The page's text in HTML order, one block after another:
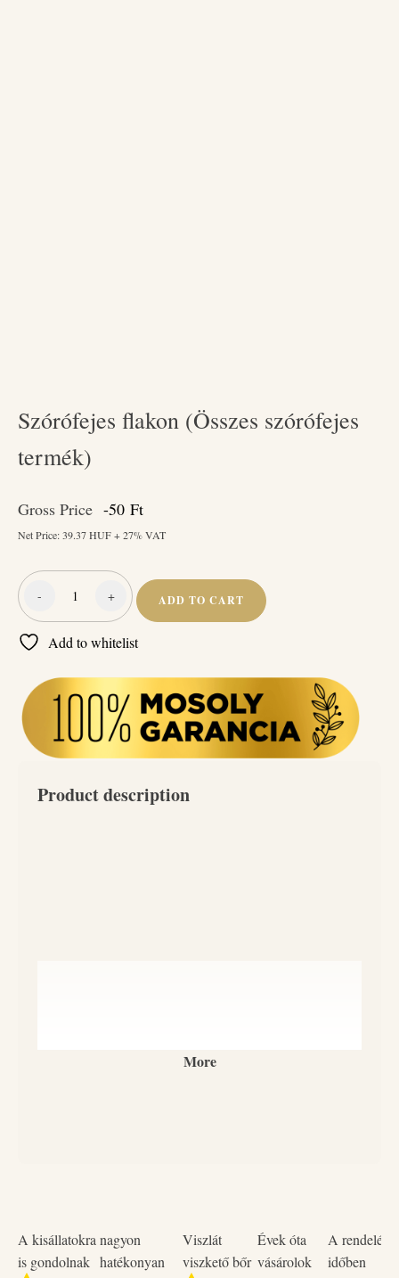
Szórófejes flakon (Összes szórófejes
termék)
Gross Price -50 Ft
Net Price:39.37HUF + 27% VAT
-
Szórófejes
(Összes
termék)
quantity
+ ADD TO CART
Add to whitelist
Product description
More
A kisállatokra
is gondolnak
nagyon
hatékonyan
Viszlát
viszkető bőr
Évek óta
vásárolok
A
időben